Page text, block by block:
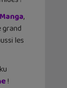
,
les
!